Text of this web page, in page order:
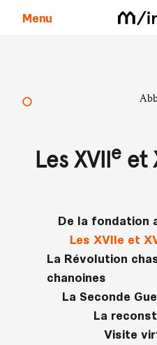
Menu
Les XVII e et
De la fondation
Les XVIIe et
La Révolution
chanoines
La Seconde
La
Visite